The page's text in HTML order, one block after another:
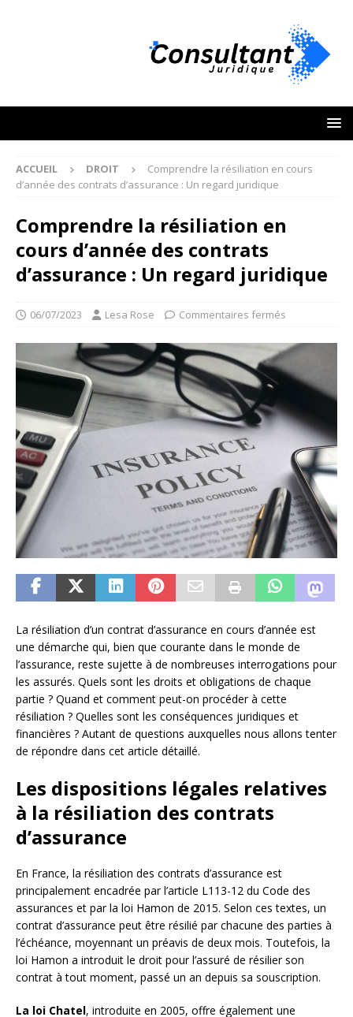
ACCUEIL DROIT
Comprendre la résiliation en cours
d’année des contrats d’assurance : Un regard juridique
Comprendre la résiliation en
cours d’année des contrats
d’assurance : Un regard juridique
06/07/2023 Lesa Rose Commentaires fermés
La résiliation d’un contrat d’assurance en cours d’année est
une démarche qui, bien que courante dans le monde de
l’assurance, reste sujette à de nombreuses interrogations pour
les assurés. Quels sont les droits et obligations de chaque
partie ? Quand et comment peut-on procéder à cette
résiliation ? Quelles sont les conséquences juridiques et
financières ? Autant de questions auxquelles nous allons tenter
de répondre dans cet article détaillé.
Les dispositions légales relatives
à la résiliation des contrats
d’assurance
En France, la résiliation des contrats d’assurance est
principalement encadrée par l’article L113-12 du Code des
assurances et par la loi Hamon de 2015. Selon ces textes, un
contrat d’assurance peut être résilié par chacune des parties à
l’échéance, moyennant un préavis de deux mois. Toutefois, la
loi Hamon a introduit le droit pour l’assuré de résilier son
contrat à tout moment, passé un an depuis sa souscription.
La loi Chatel, introduite en 2005, offre également une